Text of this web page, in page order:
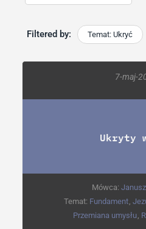
Filtered by: Temat: Ukryć
7-maj-
Ukryty
Mówca:
Temat: Fundament ,
Przemiana umysłu